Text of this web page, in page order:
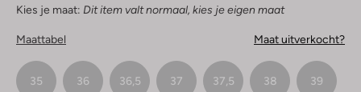
Kies je maat: Dit item valt normaal, kies je eigen maat
Maattabel Maat uitverkocht?
35 36 36,5 37 37,5 38 39